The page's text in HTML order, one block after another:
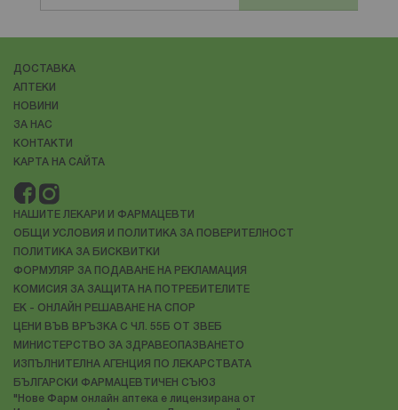
ДОСТАВКА
АПТЕКИ
НОВИНИ
ЗА НАС
КОНТАКТИ
КАРТА НА САЙТА
НАШИТЕ ЛЕКАРИ И ФАРМАЦЕВТИ
ОБЩИ УСЛОВИЯ И ПОЛИТИКА ЗА ПОВЕРИТЕЛНОСТ
ПОЛИТИКА ЗА БИСКВИТКИ
ФОРМУЛЯР ЗА ПОДАВАНЕ НА РЕКЛАМАЦИЯ
КОМИСИЯ ЗА ЗАЩИТА НА ПОТРЕБИТЕЛИТЕ
ЕК - ОНЛАЙН РЕШАВАНЕ НА СПОР
ЦЕНИ ВЪВ ВРЪЗКА С ЧЛ. 55Б ОТ ЗВЕБ
МИНИСТЕРСТВО ЗА ЗДРАВЕОПАЗВАНЕТО
ИЗПЪЛНИТЕЛНА АГЕНЦИЯ ПО ЛЕКАРСТВАТА
БЪЛГАРСКИ ФАРМАЦЕВТИЧЕН СЪЮЗ
"Нове Фарм онлайн аптека е лицензирана от